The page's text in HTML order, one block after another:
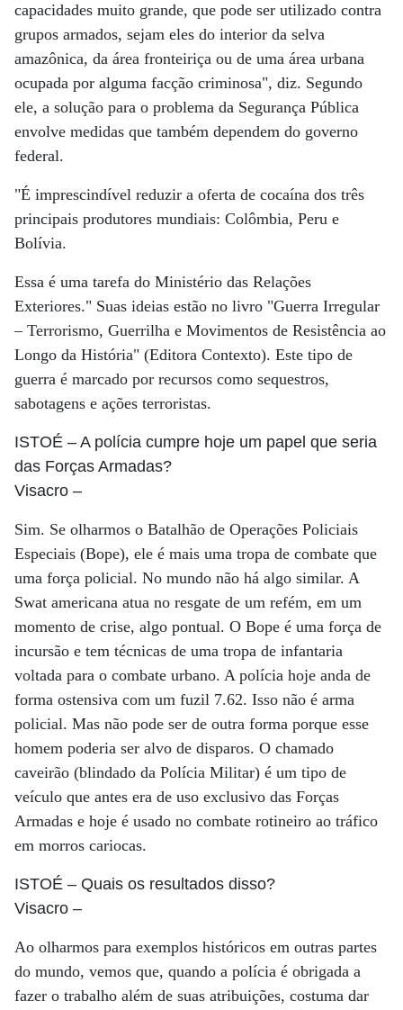
capacidades muito grande, que pode ser utilizado contra
grupos armados, sejam eles do interior da selva
amazônica, da área fronteiriça ou de uma área urbana
ocupada por alguma facção criminosa", diz. Segundo
ele, a solução para o problema da Segurança Pública
envolve medidas que também dependem do governo
federal.
"É imprescindível reduzir a oferta de cocaína dos três
principais produtores mundiais: Colômbia, Peru e
Bolívia.
Essa é uma tarefa do Ministério das Relações
Exteriores." Suas ideias estão no livro "Guerra Irregular
– Terrorismo, Guerrilha e Movimentos de Resistência ao
Longo da História" (Editora Contexto). Este tipo de
guerra é marcado por recursos como sequestros,
sabotagens e ações terroristas.
ISTOÉ – A polícia cumpre hoje um papel que seria
das Forças Armadas?
Visacro –
Sim. Se olharmos o Batalhão de Operações Policiais
Especiais (Bope), ele é mais uma tropa de combate que
uma força policial. No mundo não há algo similar. A
Swat americana atua no resgate de um refém, em um
momento de crise, algo pontual. O Bope é uma força de
incursão e tem técnicas de uma tropa de infantaria
voltada para o combate urbano. A polícia hoje anda de
forma ostensiva com um fuzil 7.62. Isso não é arma
policial. Mas não pode ser de outra forma porque esse
homem poderia ser alvo de disparos. O chamado
caveirão (blindado da Polícia Militar) é um tipo de
veículo que antes era de uso exclusivo das Forças
Armadas e hoje é usado no combate rotineiro ao tráfico
em morros cariocas.
ISTOÉ – Quais os resultados disso?
Visacro –
Ao olharmos para exemplos históricos em outras partes
do mundo, vemos que, quando a polícia é obrigada a
fazer o trabalho além de suas atribuições, costuma dar